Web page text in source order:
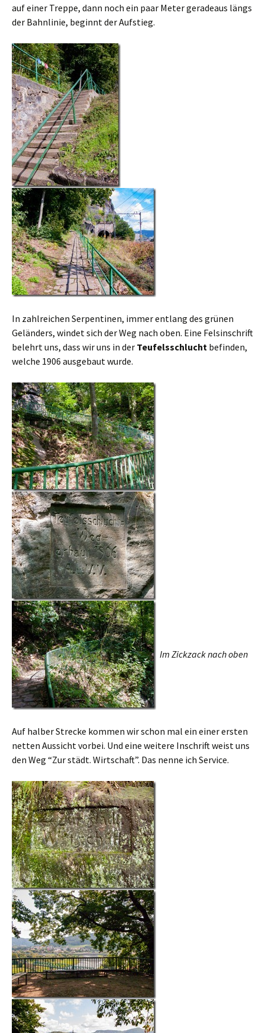
auf einer Treppe, dann noch ein paar Meter geradeaus längs
der Bahnlinie, beginnt der Aufstieg.
In zahlreichen Serpentinen, immer entlang des grünen
Geländers, windet sich der Weg nach oben. Eine Felsinschrift
belehrt uns, dass wir uns in der Teufelsschlucht befinden,
welche 1906 ausgebaut wurde.
Im Zickzack nach oben
Auf halber Strecke kommen wir schon mal ein einer ersten
netten Aussicht vorbei. Und eine weitere Inschrift weist uns
den Weg “Zur städt. Wirtschaft”. Das nenne ich Service.